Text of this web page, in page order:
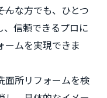
んな方でも、ひとつ
、信頼できるプロに
ームを実現できま
面所リフォームを検